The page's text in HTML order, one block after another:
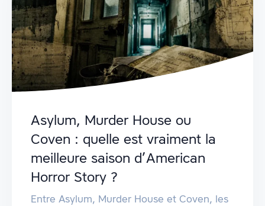
Asylum, Murder House ou
Coven : quelle est vraiment la
meilleure saison d’American
Horror Story ?
Entre Asylum, Murder House et Coven, les